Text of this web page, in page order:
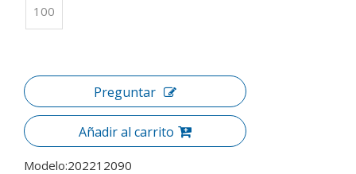
100
Preguntar
Añadir al carrito
Modelo:202212090